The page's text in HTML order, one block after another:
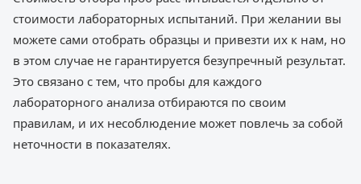
стоимости лабораторных испытаний. При желании вы
можете сами отобрать образцы и привезти их к нам, но
в этом случае не гарантируется безупречный результат.
Это связано с тем, что пробы для каждого
лабораторного анализа отбираются по своим
правилам, и их несоблюдение может повлечь за собой
неточности в показателях.